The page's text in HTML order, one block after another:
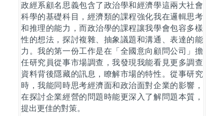
政經系顧名思義包含了政治學和經濟學這兩大社會
科學的基礎科目，經濟類的課程強化我在邏輯思考
和推理的能力，而政治學的課程讓我學會包容多樣
性的想法，探討複雜、抽象議題和溝通、表達的能
力。我的第一份工作是在「全國意向顧問公司」擔
任研究員從事市場調查，我發現我能看見更多調查
資料背後隱藏的訊息，瞭解市場的特性。從事研究
時，我能同時思考經濟面和政治面對企業的影響，
在探討企業經營的問題時能更深入了解問題本質，
提出更佳的對策。